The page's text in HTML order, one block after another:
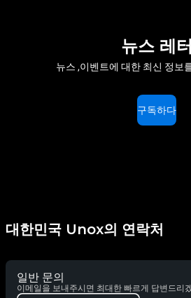
뉴스 레터
뉴스 ,이벤트에 대한 최신 정보
구독하다
대한민국 Unox의 연락처
일반 문의
이메일을 보내주시면 최대한 빠르게 답변드리